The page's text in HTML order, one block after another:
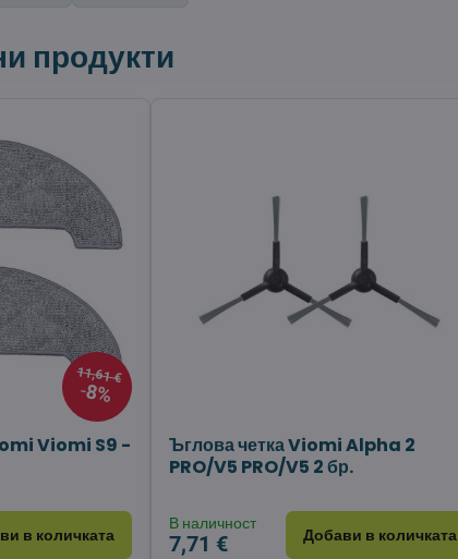
продукти
11,61 €
8%
Viomi S9 -
в количката
Ъглова четка Viomi Alpha 2
PRO/V5 PRO/V5 2 бр.
В наличност
7,71 € Добави в количката